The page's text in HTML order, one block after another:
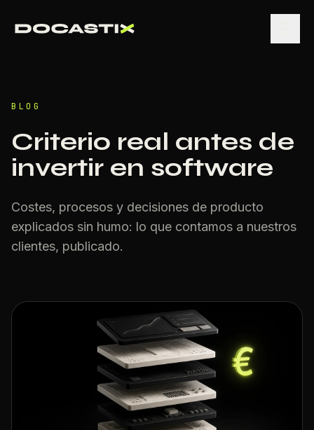
BLOG
Criterio real antes de
invertir en software
Costes, procesos y decisiones de producto
explicados sin humo: lo que contamos a nuestros
clientes, publicado.